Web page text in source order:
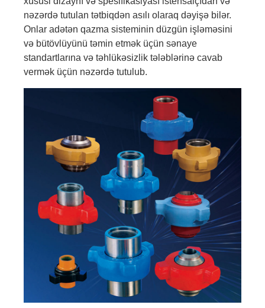
nəzərdə tutulan tətbiqdən asılı olaraq dəyişə bilər.
Onlar adətən qazma sisteminin düzgün işləməsini
və bütövlüyünü təmin etmək üçün sənaye
standartlarına və təhlükəsizlik tələblərinə cavab
vermək üçün nəzərdə tutulub.